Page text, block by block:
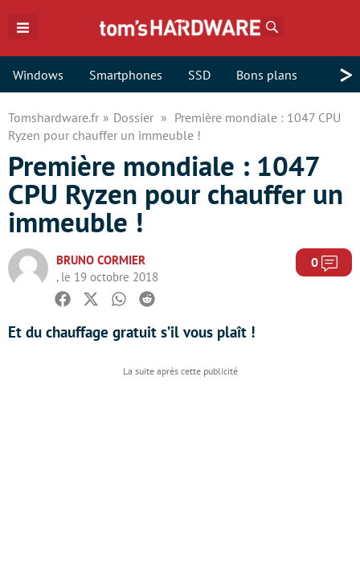
Windows Smartphones SSD Bons plans >
Tomshardware.fr Dossier
Première mondiale : 1047 CPU
Ryzen pour chauffer un immeuble !
Première mondiale : 1047
CPU Ryzen pour chauffer un
immeuble !
BRUNO CORMIER
, le 19 octobre 2018
0
Facebook
TwitterWhatsapp
Reddit
Et du chauffage gratuit s’il vous plaît !